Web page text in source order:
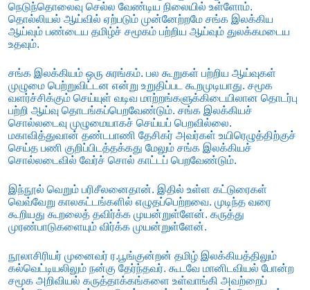
நெடுந்தொலைவு செல்ல வேண்டிய நிலையில் உள்ளோம்.
தொல்லியல் ஆய்வில் ஏற்படும் முன்னேற்றமே சங்க இலக்கிய
ஆய்வும் பண்டைய தமிழ்ச் சமூகம் பற்றிய ஆய்வும் துலக்கமடைய
உதவும்.
சங்க இலக்கியம் ஒரு சுரங்கம். பல கூறுகள் பற்றிய ஆய்வுகள்
முழுமை பெற்றுவிட்டன என்று உறுதிப்பட கூறமுடியாது. சமூக
வளர்ச்சிக்கும் செய்யுள் வடிவ மாற்றங்களுக்கிடையிலான தொடர்பு
பற்றி ஆய்வு தொடங்கப்பெறவேண்டும். சங்க இலக்கியச்
சொல்லடைவு முழுமையாகச் செய்யப் பெறவில்லை.
மகாவித்துவான் தண்டபாணி தேசிகர் அவர்கள் உயிரெழுத்திற்குச்
செய்த பணி குறிப்பிடத்தக்கது மேலும் சங்க இலக்கியச்
சொல்லடைவில் வேர்ச் சொல் காட்டப் பெறவேண்டும்.
இந்நூல் வெறும் பரிசீலனைதான். இதில் உள்ள கட்டுரைகள்
வெவ்வேறு காலகட்டங்களில் எழுதப்பெற்றவை. முடிந்த வரை
கூறியது கூறலைத் தவிர்க்க முயன்றுள்ளேன். கருத்து
முரண்பாடுகளையும் விர்க்க முயன்றுள்ளேன்.
நூலாசிரியர் முனைவர் ர.பூங்குன்றன் தமிழ் இலக்கியத்திலும்
கல்வெட்டியலிலும் நன்கு தேர்ந்தவர். கூடவே மானிடவியல் போன்ற
சமூக அறிவியல் கருத்தாக்கங்களை உள்வாங்கி அவற்றைப்